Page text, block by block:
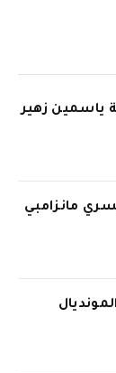
ياسمين زهير
مانزامبي